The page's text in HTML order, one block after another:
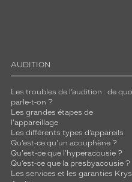
AUDITION
Les troubles de l’audition : de
parle-t-on ?
Les grandes étapes de
l'appareillage
Les différents types d’appareils
Qu’est-ce qu'un acouphène ?
Qu'est-ce que l'hyperacousie ?
Qu’est-ce que la presbyacousie ?
Les services et les garanties Krys